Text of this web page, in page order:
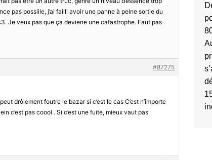
pas possiile, j’ai failli avoir une panne à peine sortie du
Je veux pas que ça deviene une catastrophe. Faut pas
#87275
drôlement foutre le bazar si c’est le cas C’est n’importe
c’est pas coool . Si c’est une fuite, mieux vaut pas